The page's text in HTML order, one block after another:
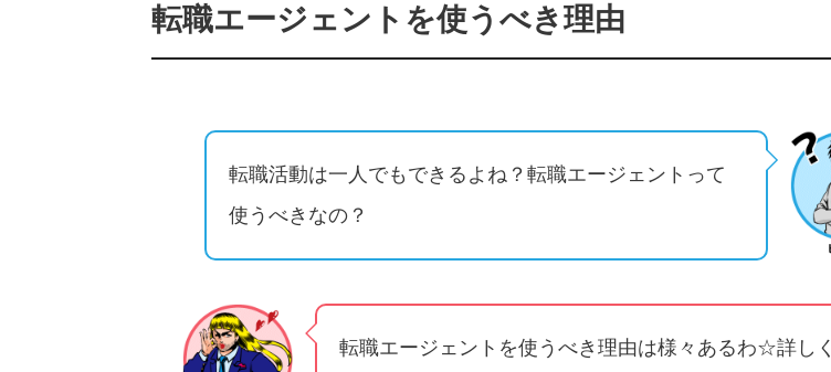
転職エージェントを使うべき理由
転職活動は一人でもできるよね？転職エージェントって
使うべきなの？
転職エージェントを使うべき理由は様々あるわ☆詳しく